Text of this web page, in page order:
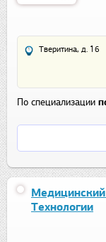
Тверитина, д. 16
По специализации
Технологии